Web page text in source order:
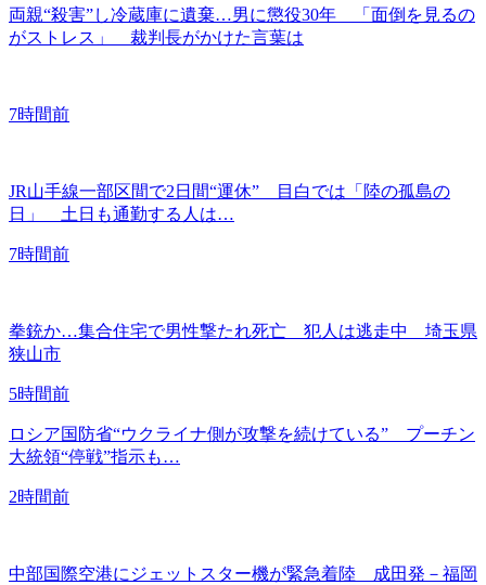
両親“殺害”し冷蔵庫に遺棄…男に懲役30年 「面倒を見るの
がストレス」 裁判長がかけた言葉は
7時間前
JR山手線一部区間で2日間“運休” 目白では「陸の孤島の
日」 土日も通勤する人は…
7時間前
拳銃か…集合住宅で男性撃たれ死亡 犯人は逃走中 埼玉県
狭山市
5時間前
ロシア国防省“ウクライナ側が攻撃を続けている” プーチン
大統領“停戦”指示も…
2時間前
中部国際空港にジェットスター機が緊急着陸 成田発－福岡